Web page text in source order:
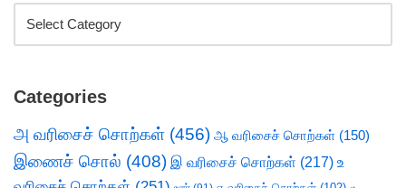
Categories
அ வரிசைச் சொற்கள் (456) ஆ வரிசைச் சொற்கள் (150)
இணைச் சொல் (408) இ வரிசைச் சொற்கள் (217) உ